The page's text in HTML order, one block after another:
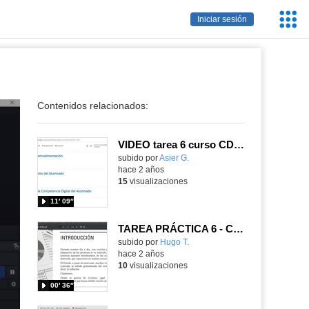
Iniciar sesión
Contenidos relacionados:
VIDEO tarea 6 curso CDD A2
Contenido educativo.
subido porAsier G.
11′ 09″
hace 2 años
15visualizaciones
TAREA PRÁCTICA 6 - CDD A2
Contenido educativo.
subido por Hugo T.
00′ 36″
hace 2 años
10visualizaciones